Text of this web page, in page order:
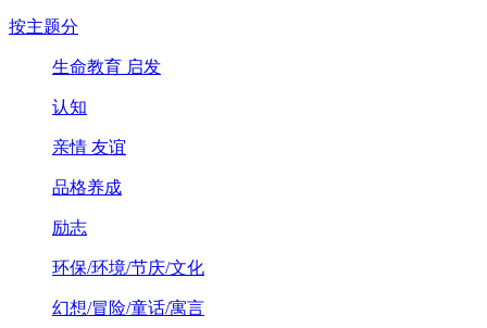
按主题分
生命教育 启发
认知
亲情 友谊
品格养成
励志
环保/环境/节庆/文化
幻想/冒险/童话/寓言